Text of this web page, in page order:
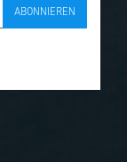
ABONNIEREN